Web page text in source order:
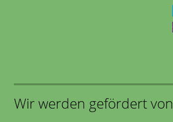
Wir werden gefördert von